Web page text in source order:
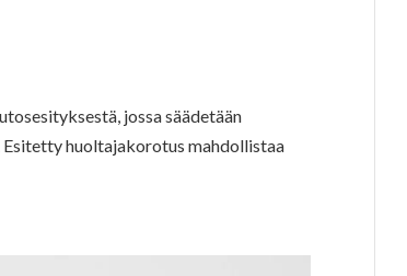
jossa säädetään
huoltajakorotus mahdollistaa